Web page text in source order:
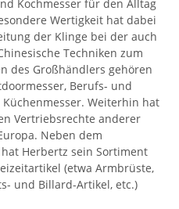
Kochmesser für den Alltag
Wertigkeit hat dabei
der Klinge bei der auch
Techniken zum
des Großhändlers gehören
Berufs- und
Weiterhin hat
Vertriebsrechte anderer
Neben dem
Herbertz sein Sortiment
(etwa Armbrüste,
und Billard-Artikel, etc.)